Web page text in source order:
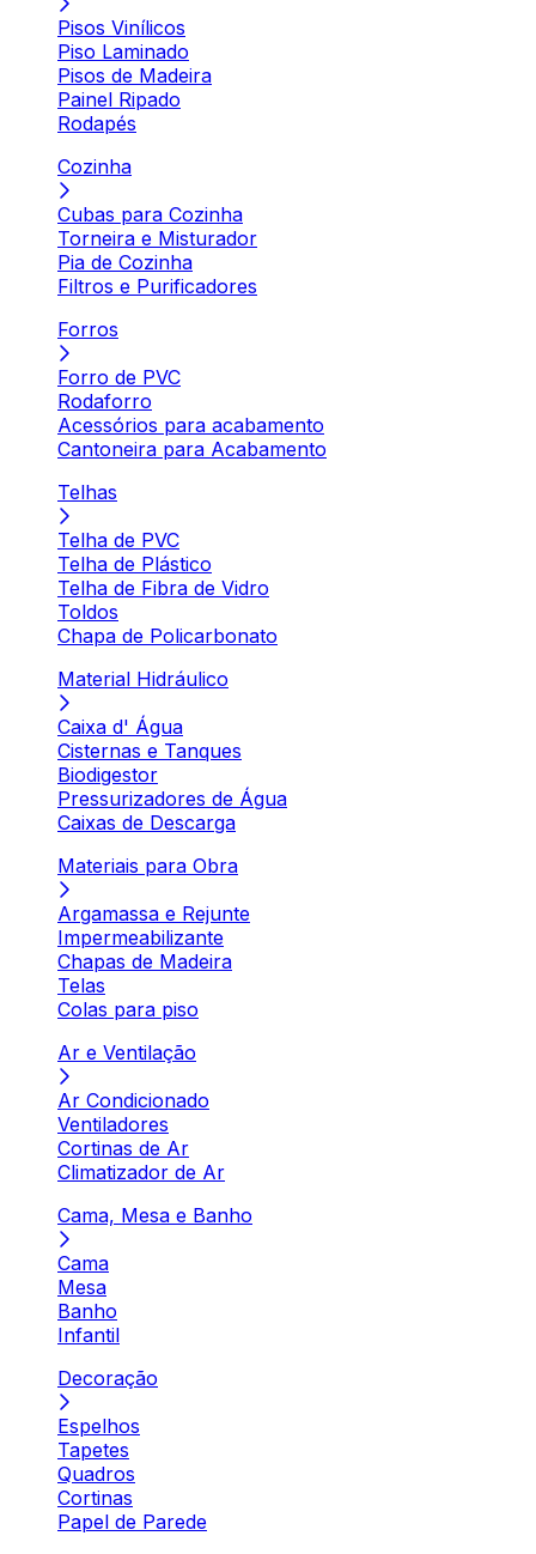
Pisos Vinílicos
Piso Laminado
Pisos de Madeira
Painel Ripado
Rodapés
Cozinha
Cubas para Cozinha
Torneira e Misturador
Pia de Cozinha
Filtros e Purificadores
Forros
Forro de PVC
Rodaforro
Acessórios para acabamento
Cantoneira para Acabamento
Telhas
Telha de PVC
Telha de Plástico
Telha de Fibra de Vidro
Toldos
Chapa de Policarbonato
Material Hidráulico
Caixa d' Água
Cisternas e Tanques
Biodigestor
Pressurizadores de Água
Caixas de Descarga
Materiais para Obra
Argamassa e Rejunte
Impermeabilizante
Chapas de Madeira
Telas
Colas para piso
Ar e Ventilação
Ar Condicionado
Ventiladores
Cortinas de Ar
Climatizador de Ar
Cama, Mesa e Banho
Cama
Mesa
Banho
Infantil
Decoração
Espelhos
Tapetes
Quadros
Cortinas
Papel de Parede